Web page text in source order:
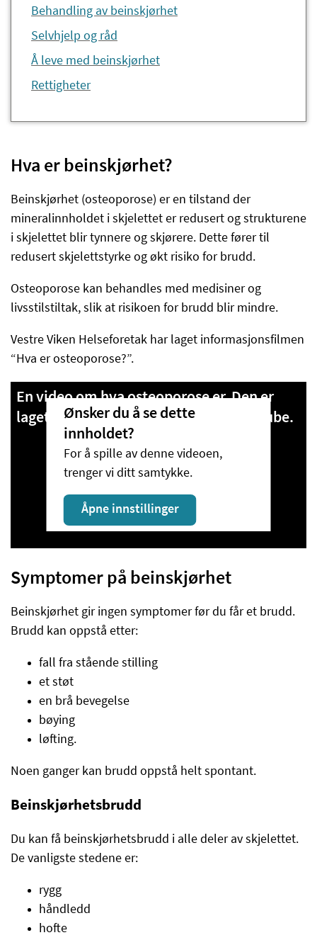
Behandling av beinskjørhet
Selvhjelp og råd
Å leve med beinskjørhet
Rettigheter
Hva er beinskjørhet?
Beinskjørhet (osteoporose) er en tilstand der
mineralinnholdet i skjelettet er redusert og strukturene
i skjelettet blir tynnere og skjørere. Dette fører til
redusert skjelettstyrke og økt risiko for brudd.
Osteoporose kan behandles med medisiner og
livsstilstiltak, slik at risikoen for brudd blir mindre.
Vestre Viken Helseforetak har laget informasjonsfilmen
“Hva er osteoporose?”.
En video om hva osteoporose er. Den er
laget av Vestre Viken og ligger på YouTube.
Ønsker du å se dette
innholdet?
For å spille av denne videoen,
trenger vi ditt samtykke.
Åpne innstillinger
Symptomer på beinskjørhet
Beinskjørhet gir ingen symptomer før du får et brudd.
Brudd kan oppstå etter:
fall fra stående stilling
et støt
en brå bevegelse
bøying
løfting.
Noen ganger kan brudd oppstå helt spontant.
Beinskjørhetsbrudd
Du kan få beinskjørhetsbrudd i alle deler av skjelettet.
De vanligste stedene er:
rygg
håndledd
hofte